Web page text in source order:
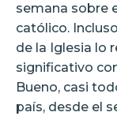
semana sobre
católico.
de la Iglesia lo
significativo
Bueno, casi
país, desde el